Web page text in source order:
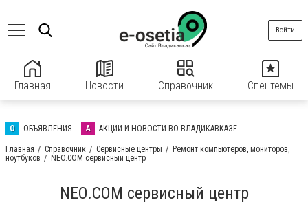
Главная Новости Справочник Спецтемы
Войти
О ОБЪЯВЛЕНИЯ А АКЦИИ И НОВОСТИ ВО ВЛАДИКАВКАЗЕ
Главная Справочник Сервисные центры
Ремонт компьютеров, мониторов,
ноутбуков
NEO.COM сервисный центр
NEO.COM сервисный центр